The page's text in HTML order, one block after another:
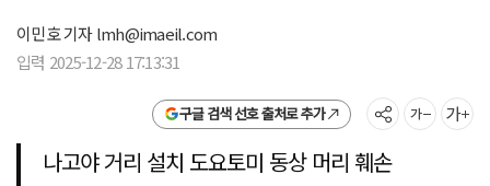
이민호 기자lmh@imaeil.com
입력 2025-12-28 17:13:31
구글 검색 선호 출처로 추가
나고야 거리 설치 도요토미 동상 머리 훼손